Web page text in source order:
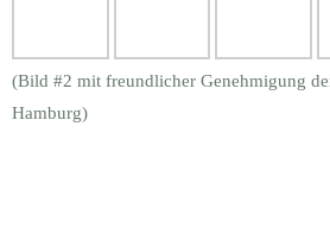
(Bild #2 mit freundlicher Genehmigung
Hamburg)